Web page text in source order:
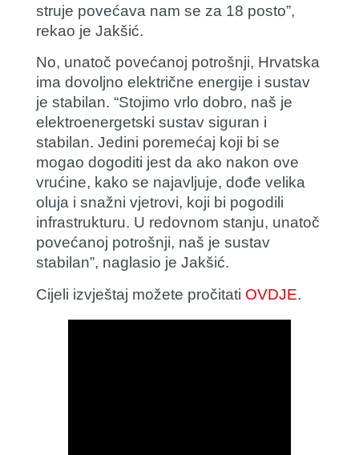
struje povećava nam se za 18 posto”,
rekao je Jakšić.
No, unatoč povećanoj potrošnji, Hrvatska
ima dovoljno električne energije i sustav
je stabilan. “Stojimo vrlo dobro, naš je
elektroenergetski sustav siguran i
stabilan. Jedini poremećaj koji bi se
mogao dogoditi jest da ako nakon ove
vrućine, kako se najavljuje, dođe velika
oluja i snažni vjetrovi, koji bi pogodili
infrastrukturu. U redovnom stanju, unatoč
povećanoj potrošnji, naš je sustav
stabilan”, naglasio je Jakšić.
Cijeli izvještaj možete pročitati OVDJE.